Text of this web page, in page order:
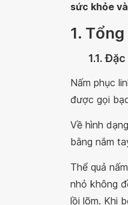
sức khỏe
1.
1.1.
Nấm phục
được gọi
Về hình
bằng nắm
Thể quả
nhỏ không
lồi lõm. Khi